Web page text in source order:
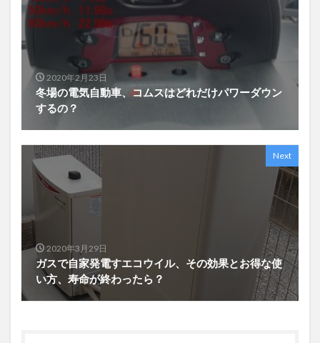
2020年2月23日
冬場の電気自動車、コムスはどれだけパワーダウン
するの？
Next
2020年3月29日
ガスで自家発電すエコウイル、その効果とお得な使
い方、寿命が終わったら？